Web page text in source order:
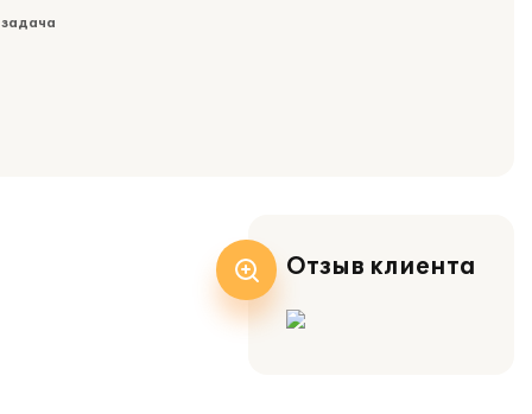
Отзыв клиента